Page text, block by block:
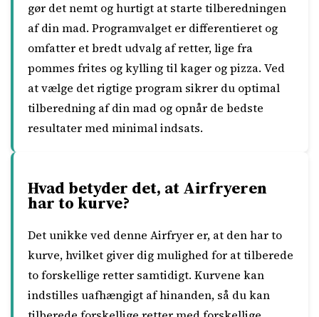
gør det nemt og hurtigt at starte tilberedningen
af din mad. Programvalget er differentieret og
omfatter et bredt udvalg af retter, lige fra
pommes frites og kylling til kager og pizza. Ved
at vælge det rigtige program sikrer du optimal
tilberedning af din mad og opnår de bedste
resultater med minimal indsats.
Hvad betyder det, at Airfryeren
har to kurve?
Det unikke ved denne Airfryer er, at den har to
kurve, hvilket giver dig mulighed for at tilberede
to forskellige retter samtidigt. Kurvene kan
indstilles uafhængigt af hinanden, så du kan